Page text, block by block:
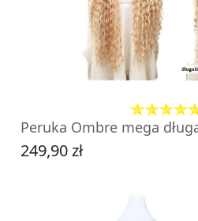
Peruka Ombre mega
Cena
249,90 zł